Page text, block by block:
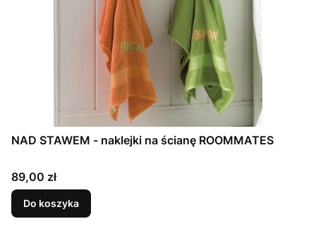
NAD STAWEM - naklejki na ścianę ROOMMATES
Cena
89,00 zł
Do koszyka